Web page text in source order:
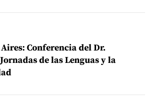
Conferencia del Dr.
de las Lenguas y la